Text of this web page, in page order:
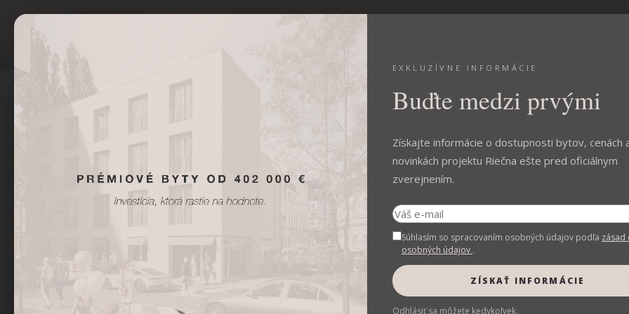
Prečo Riečna?
krokov od Hviedzoslavovho
námestia a všetkých
kultúrnych dominánt
Bratislavy priamo pri Dunaji.
Flexibilný komerčný priestor
na 1. NP prispôsobiteľný
vašim potrebám.
EXKLUZÍVNE INFORMÁCIE
Buďte medzi prvými
Získajte informácie o dostupnosti bytov, cenách
novinkách projektu Riečna ešte pred oficiálnym
zverejnením.
Súhlasím so spracovaním osobných údajov podľa zásad
osobných údajov .
ZÍSKAŤ INFORMÁCIE
Odhlásiť sa môžete kedykoľvek.